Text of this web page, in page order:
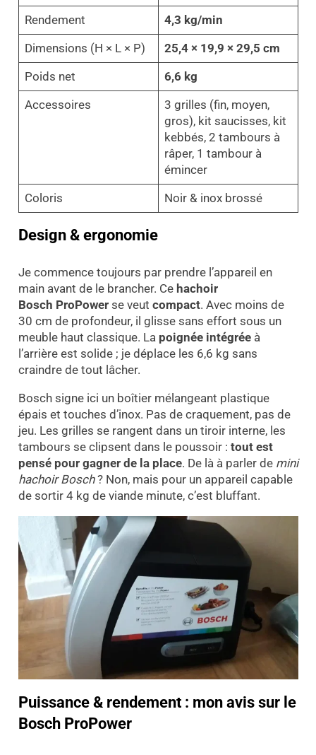
Rendement
4,3 kg/min
Dimensions (H × L × P)
25,4 × 19,9 × 29,5 cm
Poids net
6,6 kg
Accessoires
3 grilles (fin, moyen,
gros), kit saucisses, kit
kebbés, 2 tambours à
râper, 1 tambour à
émincer
Coloris
Noir & inox brossé
Design & ergonomie
Je commence toujours par prendre l’appareil en
main avant de le brancher. Ce hachoir
Bosch ProPowerse veut compact. Avec moins de
30 cm de profondeur, il glisse sans effort sous un
meuble haut classique. La poignée intégréeà
l’arrière est solide ; je déplace les 6,6 kg sans
craindre de tout lâcher.
Bosch signe ici un boîtier mélangeant plastique
épais et touches d’inox. Pas de craquement, pas de
jeu. Les grilles se rangent dans un tiroir interne, les
tambours se clipsent dans le poussoir : tout est
pensé pour gagner de la place. De là à parler de mini
hachoir Bosch? Non, mais pour un appareil capable
de sortir 4 kg de viande minute, c’est bluffant.
Puissance & rendement : mon avis sur le
Bosch ProPower